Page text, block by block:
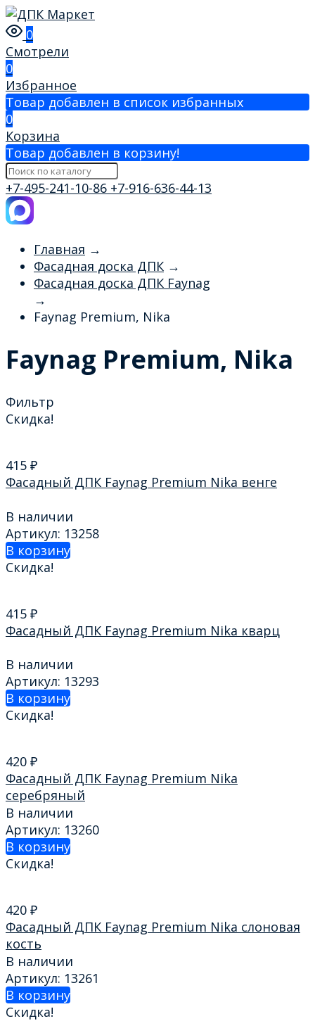
0
Смотрели
0
Избранное
Товар добавлен в список избранных
0
Корзина
Товар добавлен в корзину!
+7-495-241-10-86 +7-916-636-44-13
Главная →
Фасадная доска ДПК →
Фасадная доска ДПК Faynag
→
Faynag Premium, Nika
Faynag Premium, Nika
Фильтр
Скидка!
415 ₽
Фасадный ДПК Faynag Premium Nika венге
В наличии
Артикул: 13258
В корзину
Скидка!
415 ₽
Фасадный ДПК Faynag Premium Nika кварц
В наличии
Артикул: 13293
В корзину
Скидка!
420 ₽
Фасадный ДПК Faynag Premium Nika
серебряный
В наличии
Артикул: 13260
В корзину
Скидка!
420 ₽
Фасадный ДПК Faynag Premium Nika слоновая
кость
В наличии
Артикул: 13261
В корзину
Скидка!